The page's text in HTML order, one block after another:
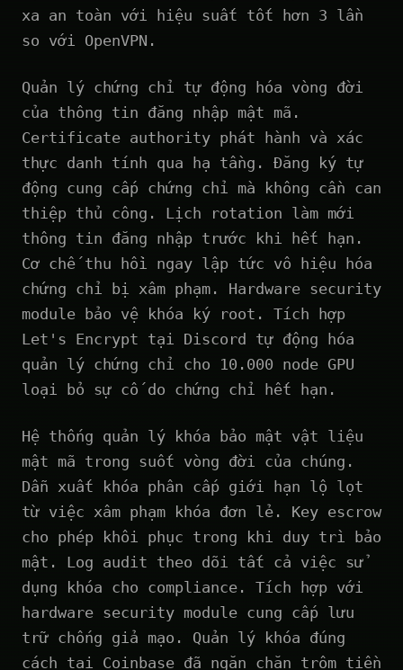
xa an toàn với hiệu suất tốt hơn 3 lần
so với OpenVPN.
Quản lý chứng chỉ tự động hóa vòng đời
của thông tin đăng nhập mật mã.
Certificate authority phát hành và xác
thực danh tính qua hạ tầng. Đăng ký tự
động cung cấp chứng chỉ mà không cần can
thiệp thủ công. Lịch rotation làm mới
thông tin đăng nhập trước khi hết hạn.
Cơ chế thu hồi ngay lập tức vô hiệu hóa
chứng chỉ bị xâm phạm. Hardware security
module bảo vệ khóa ký root. Tích hợp
Let's Encrypt tại Discord tự động hóa
quản lý chứng chỉ cho 10.000 node GPU
loại bỏ sự cố do chứng chỉ hết hạn.
Hệ thống quản lý khóa bảo mật vật liệu
mật mã trong suốt vòng đời của chúng.
Dẫn xuất khóa phân cấp giới hạn lộ lọt
từ việc xâm phạm khóa đơn lẻ. Key escrow
cho phép khôi phục trong khi duy trì bảo
mật. Log audit theo dõi tất cả việc sử
dụng khóa cho compliance. Tích hợp với
hardware security module cung cấp lưu
trữ chống giả mạo. Quản lý khóa đúng
cách tại Coinbase đã ngăn chặn trộm tiền